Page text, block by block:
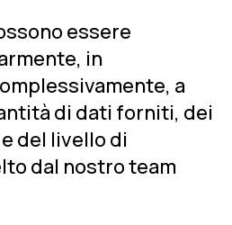
essere
in
a
di dati forniti, dei
del livello di
dal nostro team